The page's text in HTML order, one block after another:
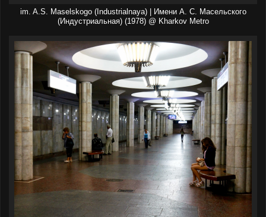
im. A.S. Maselskogo (Industrialnaya) | Имени А. С. Масельского
(Индустриальная) (1978) @ Kharkov Metro